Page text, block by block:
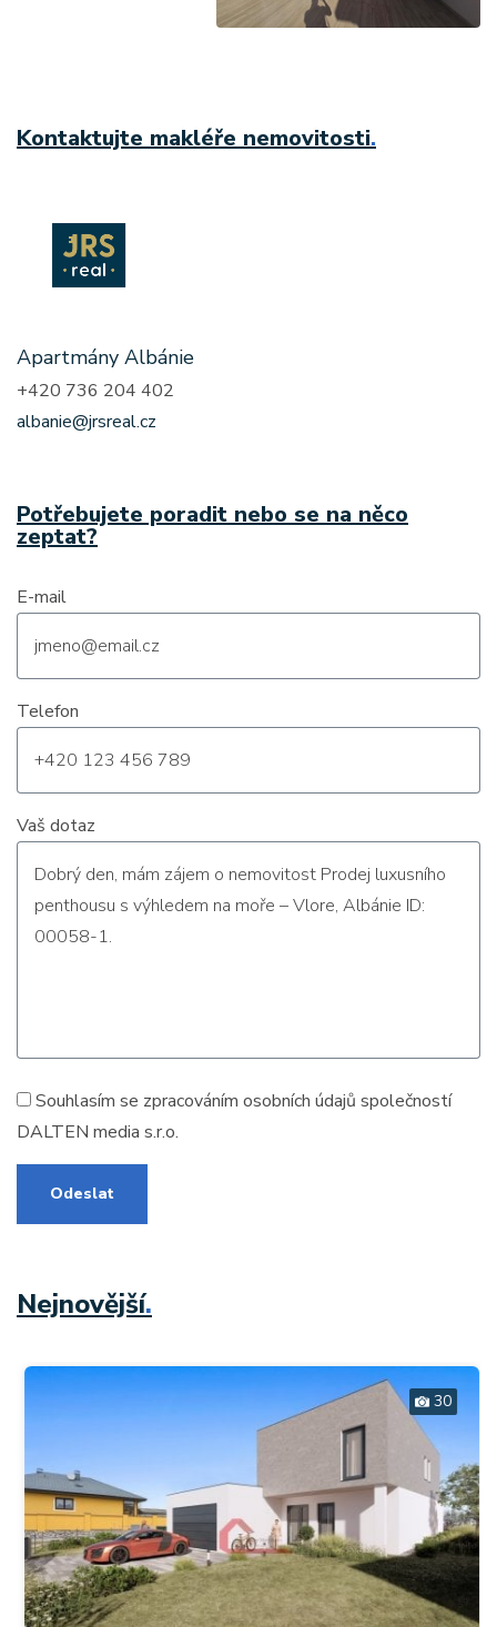
Kontaktujte makléře nemovitosti.
Apartmány Albánie
+420 736 204 402
albanie@jrsreal.cz
Potřebujete poradit nebo se na něco
zeptat?
E-mail
Telefon
Vaš dotaz
Souhlasím se zpracováním osobních údajů společností
DALTEN media s.r.o.
Odeslat
Nejnovější.
30